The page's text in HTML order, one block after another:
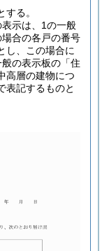
る。
示は、1の一般
合の各戸の番号
し、この場合に
の表示板の「住
高層の建物につ
表記するものと